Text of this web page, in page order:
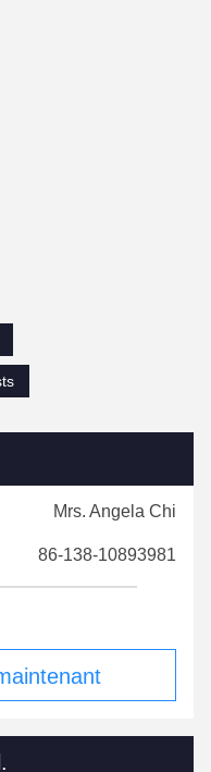
Mrs. Angela Chi
86-138-10893981